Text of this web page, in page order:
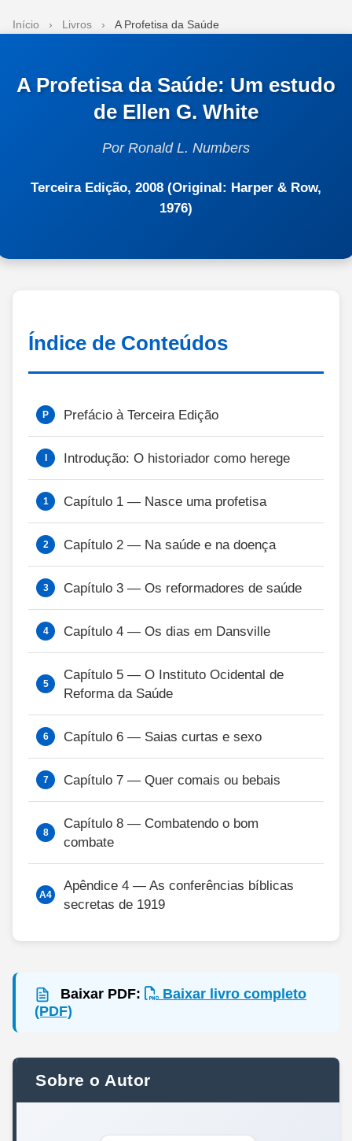
Início › Livros › A Profetisa da Saúde
A Profetisa da Saúde: Um estudo
de Ellen G. White
Por Ronald L. Numbers
Terceira Edição, 2008 (Original: Harper & Row,
1976)
Índice de Conteúdos
Prefácio à Terceira Edição
Introdução: O historiador como herege
Capítulo 1 — Nasce uma profetisa
Capítulo 2 — Na saúde e na doença
Capítulo 3 — Os reformadores de saúde
Capítulo 4 — Os dias em Dansville
Capítulo 5 — O Instituto Ocidental de
Reforma da Saúde
Capítulo 6 — Saias curtas e sexo
Capítulo 7 — Quer comais ou bebais
Capítulo 8 — Combatendo o bom
combate
Apêndice 4 — As conferências bíblicas
secretas de 1919
Baixar PDF:
Baixar livro completo
(PDF)
Sobre o Autor